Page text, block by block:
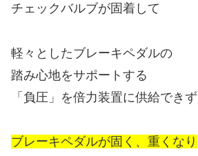
チェックバルブが固着して
軽々としたブレーキペダルの
踏み心地をサポートする
「負圧」を倍力装置に供給できず
ブレーキペダルが固く、重くなり